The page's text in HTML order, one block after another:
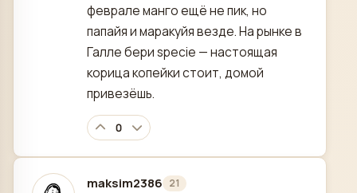
феврале манго ещё не пик, но
папайя и маракуйя везде. На рынке в
Галле бери specie — настоящая
корица копейки стоит, домой
привезёшь.
0
maksim2386 21